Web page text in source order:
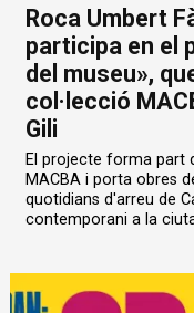
Roca Umbert
participa en el
del museu»,
col·lecció
Gili
El projecte forma part
MACBA i porta obres
quotidians d'arreu de
contemporani a la